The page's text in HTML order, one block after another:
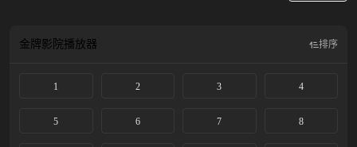
道心戒律，守护人间。
金牌影院播放器 排序
1 2 3 4
5 6 7 8